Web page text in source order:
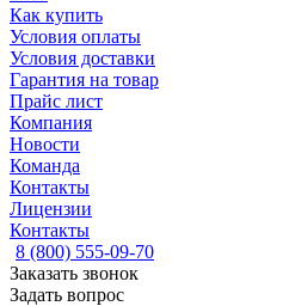
Как купить
Условия оплаты
Условия доставки
Гарантия на товар
Прайс лист
Компания
Новости
Команда
Контакты
Лицензии
Контакты
8 (800) 555-09-70
Заказать звонок
Задать вопрос